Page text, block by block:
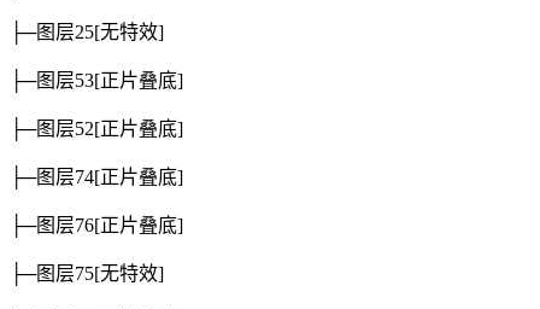
├─图层25[无特效]
├─图层53[正片叠底]
├─图层52[正片叠底]
├─图层74[正片叠底]
├─图层76[正片叠底]
├─图层75[无特效]